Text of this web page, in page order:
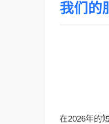
我们的
在2026年的